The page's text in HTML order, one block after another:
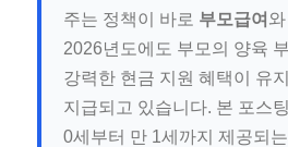
주는 정책이 바로 부모급여 와
2026년도에도 부모의 양육
강력한 현금 지원 혜택이 유
지급되고 있습니다. 본 포스
0세부터 만 1세까지 제공되